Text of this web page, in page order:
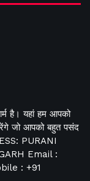
है। यहां हम आपको
जो आपको बहुत पसंद
PURANI
Email :
: +91